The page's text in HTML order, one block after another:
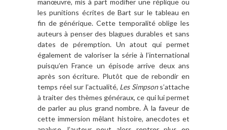
manœuvre, mis à part modifier une réplique ou
les punitions écrites de Bart sur le tableau en
fin de générique. Cette temporalité oblige les
auteurs à penser des blagues durables et sans
dates de péremption. Un atout qui permet
également de valoriser la série à l’international
puisqu’en France un épisode arrive deux ans
après son écriture. Plutôt que de rebondir en
temps réel sur l’actualité, Les Simpsons’attache
à traiter des thèmes généraux, ce qui lui permet
de parler au plus grand nombre. À la faveur de
cette immersion mêlant histoire, anecdotes et